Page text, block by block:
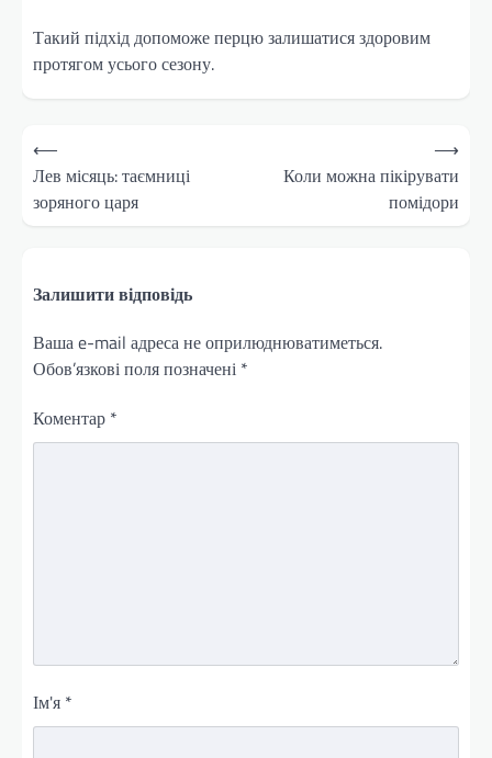
Такий підхід допоможе перцю залишатися здоровим
протягом усього сезону.
Навігація
записів
⟵
Лев місяць: таємниці
зоряного царя
Коли можна пікірувати
помідори
⟶
Залишити відповідь
Ваша e-mail адреса не оприлюднюватиметься.
Обов’язкові поля позначені *
Коментар *
Ім'я *